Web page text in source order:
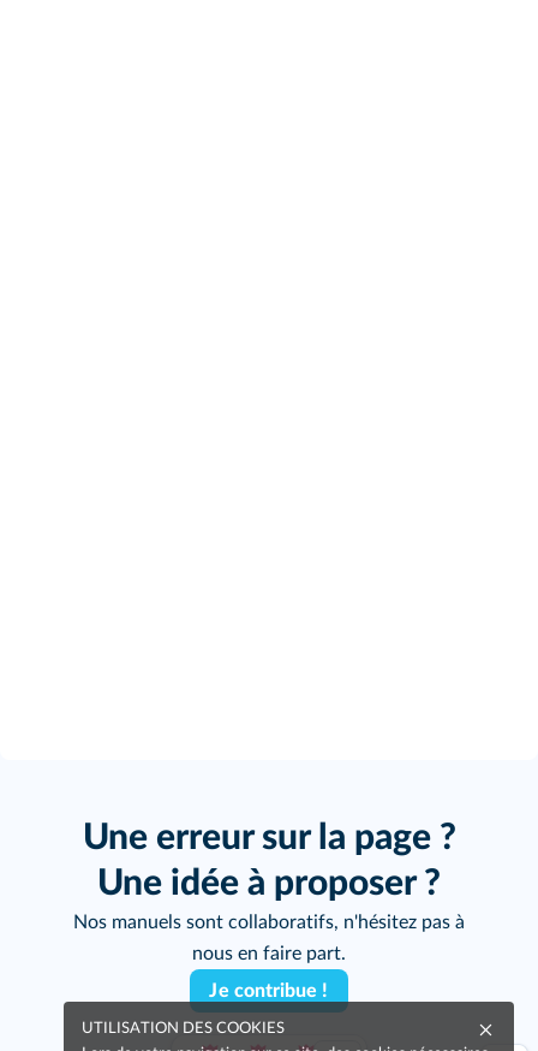
Une erreur sur la page ?
Une idée à proposer ?
Nos manuels sont collaboratifs, n'hésitez pas à
nous en faire part.
Je contribue !
UTILISATION DES COOKIES